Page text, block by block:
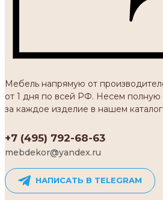
Мебель напрямую от
от 1 дня по всей РФ. Несем полную
за каждое изделие в нашем
+7 (495) 792-68-63
mebdekor@yandex.ru
НАПИСАТЬ В TELEGRAM